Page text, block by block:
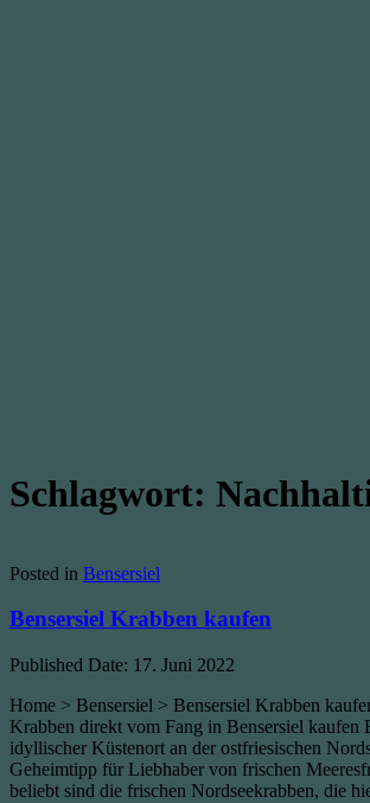
Schlagwort:
Posted in Bensersiel
Bensersiel Krabben kaufen
Published Date: 17. Juni 2022
Home > Bensersiel > Bensersiel Krabben
Krabben direkt vom Fang in Bensersiel kaufen
idyllischer Küstenort an der ostfriesischen
Geheimtipp für Liebhaber von frischen
beliebt sind die frischen Nordseekrabben, die